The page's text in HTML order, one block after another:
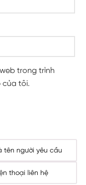
trong trình
của tôi.